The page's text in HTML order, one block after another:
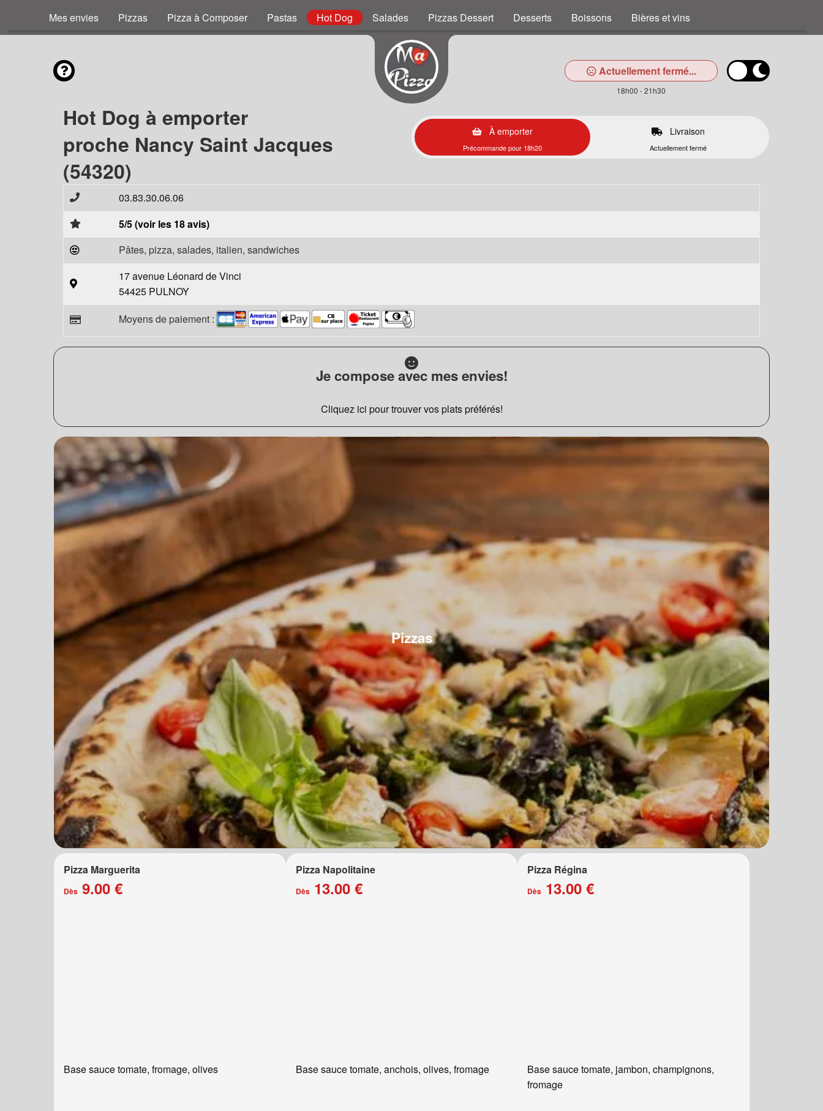
Mes envies Pizzas Pizza à Composer Pastas Hot Dog Salades Pizzas Dessert Desserts Boissons Bières et vins
Actuellement fermé...
18h00 - 21h30
Hot Dog à emporter
proche Nancy Saint Jacques
(54320)
À emporter
Précommande pour 18h20
Livraison
Actuellement fermé
03.83.30.06.06
5/5 (voir les 18 avis)
Pâtes, pizza, salades, italien, sandwiches
17 avenue Léonard de Vinci
54425 PULNOY
Moyens de paiement :
Je compose avec mes envies!
Cliquez ici pour trouver vos plats préférés!
Pizzas
Pizza Marguerita
Dès 9.00 €
Base sauce tomate, fromage, olives
Pizza Napolitaine
Dès13.00 €
Base sauce tomate, anchois, olives, fromage
Pizza Régina
Dès 13.00 €
Base sauce tomate, jambon, champignons,
fromage